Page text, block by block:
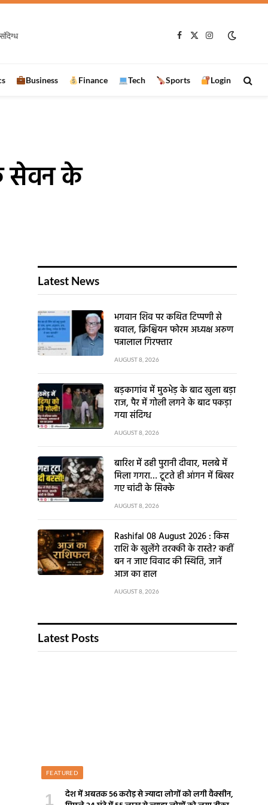
Facebook
X
Instagram
Business Finance Tech Sports Login
सेवन के
Latest News
भगवान शिव पर कथित टिप्पणी से
बवाल, क्रिश्चियन फोरम अध्यक्ष अरुण
पन्नालाल गिरफ्तार
AUGUST 8, 2026
बड़कागांव में मुठभेड़ के बाद खुला बड़ा
राज, पैर में गोली लगने के बाद पकड़ा
गया संदिग्ध
AUGUST 8, 2026
बारिश में ढही पुरानी दीवार, मलबे में
मिला गगरा… टूटते ही आंगन में बिखर
गए चांदी के सिक्के
AUGUST 8, 2026
Rashifal 08 August 2026 : किस
राशि के खुलेंगे तरक्की के रास्ते? कहीं
बन न जाए विवाद की स्थिति, जानें
आज का हाल
AUGUST 8, 2026
Latest Posts
FEATURED
देश में अबतक 56 करोड़ से ज्यादा लोगों को लगी वैक्सीन,